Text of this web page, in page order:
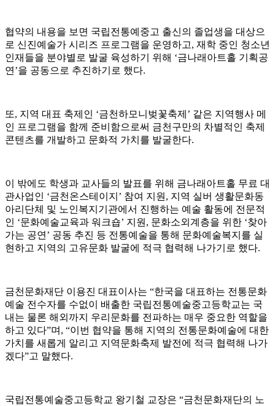
협약의 내용을 보면 국립전통예중고 출신의 졸업생을 대상으
로 신진예술가 시리즈 프로그램을 운영하고, 재학 중인 청소년
인재들을 분야별로 발굴 육성하기 위해 ‘금나래아트홀 기획공
연 ’을 공동으로 추진하기로 했다.
또, 지역 대표 축제인 ‘금천하모니벚꽃축제 ’ 같은 지역행사 메
인 프로그램을 함께 준비함으로써 금천구만의 차별적인 축제
콘텐츠를 개발하고 문화적 가치를 발굴한다.
이 밖에도 학생과 교사들의 발표를 위해 금나래아트홀 무료 대
관사업인 ‘금천온스테이지 ’ 참여 지원 , 지역 실버 생활문화동
아리단체 및 노인복지기관에서 진행하는 예술 활동에 전문적
인 ‘문화예술교육과 워크숍’ 지원 , 문화소외계층을 위한 ‘찾아
가는 공연 ’ 공동 추진 등 전통예술을 통해 문화예술복지를 실
현하고 지역의 고유문화 발굴에 적극 협력해 나가기로 했다.
금천문화재단 이용진 대표이사는 “한국을 대표하는 전통문화
예술 전수자를 수없이 배출한 국립전통예술중고등학교는 국
내는 물론 해외까지 우리문화를 전파하는 매우 중요한 역할을
하고 있다”며 , “이번 협약을 통해 지역의 전통문화예술에 대한
가치를 새롭게 알리고 지역문화축제 발전에 적극 협력해 나가
겠다”고 말했다.
국립전통예술중고등학교 왕기철 교장은 “금천문화재단의 노